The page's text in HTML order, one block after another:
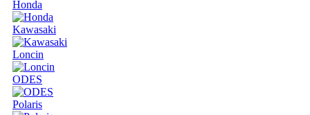
Honda
Kawasaki
Loncin
ODES
Polaris